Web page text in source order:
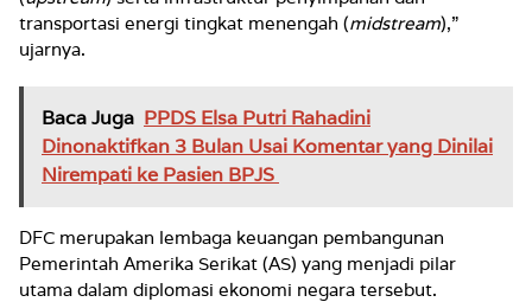
transportasi energi tingkat menengah (midstream),”
ujarnya.
Baca Juga PPDS Elsa Putri Rahadini
Dinonaktifkan 3 Bulan Usai Komentar yang Dinilai
Nirempati ke Pasien BPJS
DFC merupakan lembaga keuangan pembangunan
Pemerintah Amerika Serikat (AS) yang menjadi pilar
utama dalam diplomasi ekonomi negara tersebut.